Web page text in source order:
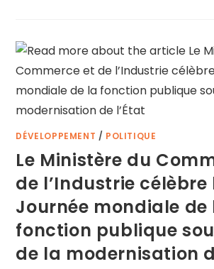
DÉVELOPPEMENT / POLITIQUE
Le Ministère du
de l’Industrie célèbre
Journée mondiale de
fonction publique
de la modernisation